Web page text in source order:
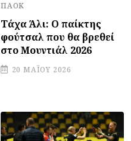
ΠΑΟΚ
Τάχα Άλι: Ο παίκτης
φούτσαλ που θα βρεθεί
στο Μουντιάλ 2026
20 ΜΑΪ́ΟΥ 2026